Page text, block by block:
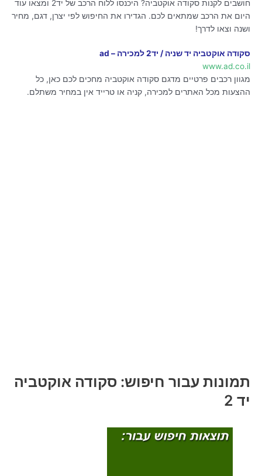
חושבים לקנות סקודה אוקטביה? היכנסו ללוח הרכב של יד2 ומצאו עוד
היום את הרכב שמתאים לכם. הגדירו את החיפוש לפי יצרן, דגם, מחיר
ושנה וצאו לדרך!
סקודה אוקטביה יד שניה / יד2 למכירה – ad
www.ad.co.il
מגוון רכבים פרטיים מדגם סקודה אוקטביה מחכים לכם כאן, כל
ההצעות מכל האתרים למכירה, קניה או טרייד אין במחיר משתלם.
תמונות עבור חיפוש: סקודה אוקטביה
יד 2